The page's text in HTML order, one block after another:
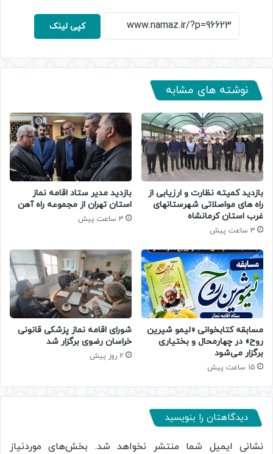
کپی لینک
نوشته های مشابه
بازدید کمیته نظارت و ارزیابی از
راه های مواصلاتی شهرستانهای
غرب استان کرمانشاه
3 ساعت پیش
بازدید مدیر ستاد اقامه نماز
استان تهران از مجموعه راه آهن
3 ساعت پیش
مسابقه کتابخوانی «لیمو شیرین
روح» در چهارمحال و بختیاری
برگزار می‌شود
15 ساعت پیش
شورای اقامه نماز پزشکی قانونی
خراسان رضوی برگزار شد
2 روز پیش
دیدگاهتان را بنویسید
نشانی ایمیل شما منتشر نخواهد شد. بخش‌های موردنیاز